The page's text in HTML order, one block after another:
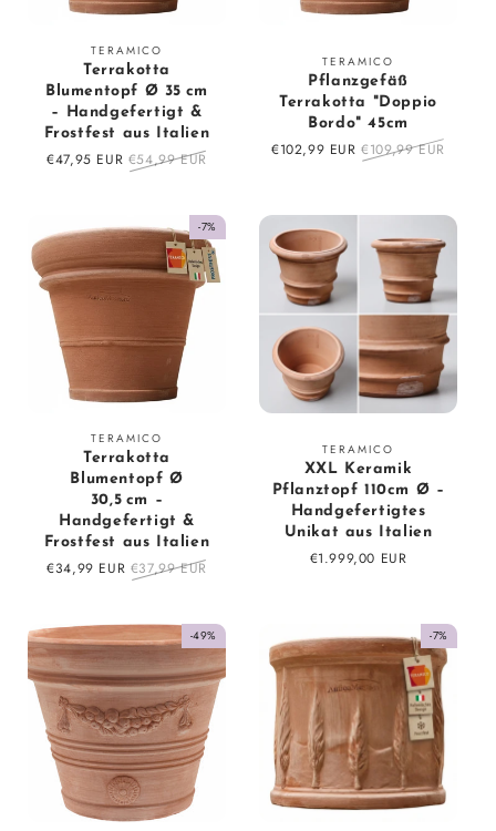
Vendor:
TERAMICO
Terrakotta
Blumentopf Ø 35 cm
– Handgefertigt &
Frostfest aus Italien
Sale
€47,95 EUR Regular
€54,99 EUR
Vendor:
TERAMICO
Pflanzgefäß
Terrakotta "Doppio
Bordo" 45cm
Sale
€102,99 EUR Regular
€109,99 EUR
-7%
Vendor:
TERAMICO
Terrakotta
Blumentopf Ø
30,5 cm –
Handgefertigt &
Frostfest aus Italien
Sale
€34,99 EUR Regular
€37,99 EUR
Vendor:
TERAMICO
XXL Keramik
Pflanztopf 110cm Ø –
Handgefertigtes
Unikat aus Italien
Regular
€1.999,00 EUR
-49% -7%